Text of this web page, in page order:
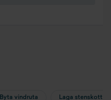
Byta vindruta Laga stenskott